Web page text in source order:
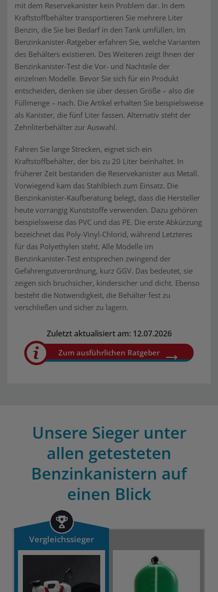
mit dem Reservekanister kein Problem dar. In dem
Kraftstoffbehälter transportieren Sie mehrere Liter
Benzin, die Sie bei Bedarf in den Tank umfüllen. Im
Benzinkanister-Ratgeber erfahren Sie, welche Varianten
des Behälters existieren. Des Weiteren zeigt Ihnen der
Benzinkanister-Test die Vor- und Nachteile der
einzelnen Modelle. Bevor Sie sich für ein Produkt
entscheiden, denken sie über dessen Größe – also die
Füllmenge – nach. Die Artikel erhalten Sie beispielsweise
als Kanister, die fünf Liter fassen. Alternativ steht der
Zehnliterbehälter zur Auswahl.
Fahren Sie lange Strecken, eignet sich ein
Kraftstoffbehälter, der bis zu 20 Liter beinhaltet. In
früherer Zeit bestanden die Reservekanister aus Metall.
Vorwiegend kam das Stahlblech zum Einsatz. Die
Benzinkanister-Kaufberatung belegt, dass die Hersteller
heute vorrangig Kunststoffe verwenden. Dazu gehören
beispielsweise das PVC und das PE. Die erste Abkürzung
bezeichnet das Poly-Vinyl-Chlorid, während Letzteres
für das Polyethylen steht. Alle Modelle im
Benzinkanister-Test entsprechen zwingend der
Gefahrengutverordnung, kurz GGV. Das bedeutet, sie
zeigen sich bruchsicher, kindersicher und dicht. Ebenso
besteht die Notwendigkeit, die Behälter fest zu
verschließen und sicher zu lagern.
Zuletzt aktualisiert am: 12.07.2026
Zum ausführlichen Ratgeber
Unsere Sieger unter
allen getesteten
Benzinkanistern auf
einen Blick
Vergleichssieger